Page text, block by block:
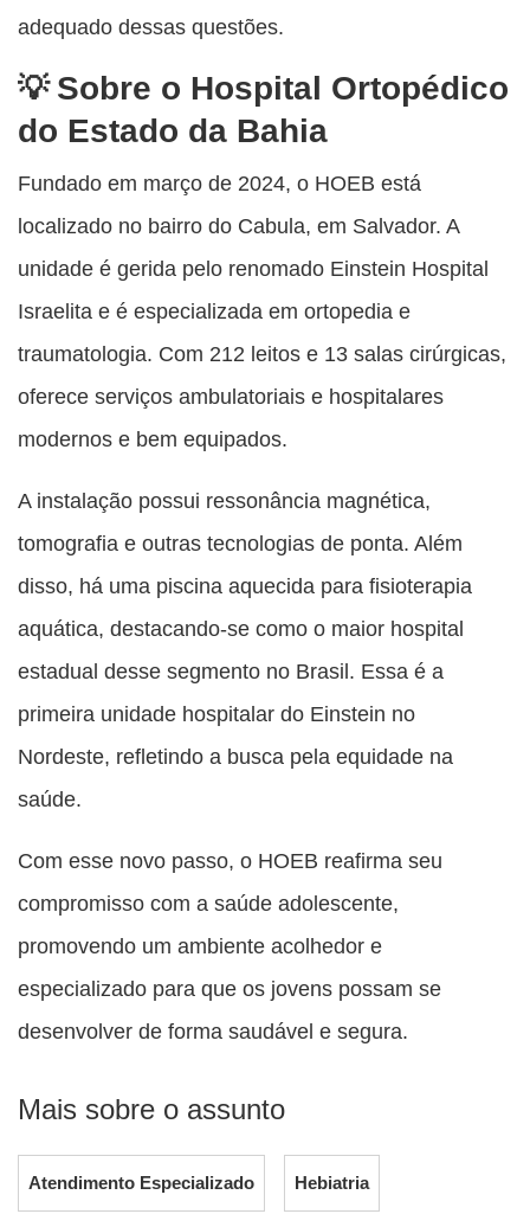
adequado dessas questões.
Sobre o Hospital Ortopédico
do Estado da Bahia
Fundado em março de 2024, o HOEB está
localizado no bairro do Cabula, em Salvador. A
unidade é gerida pelo renomado Einstein Hospital
Israelita e é especializada em ortopedia e
traumatologia. Com 212 leitos e 13 salas cirúrgicas,
oferece serviços ambulatoriais e hospitalares
modernos e bem equipados.
A instalação possui ressonância magnética,
tomografia e outras tecnologias de ponta. Além
disso, há uma piscina aquecida para fisioterapia
aquática, destacando-se como o maior hospital
estadual desse segmento no Brasil. Essa é a
primeira unidade hospitalar do Einstein no
Nordeste, refletindo a busca pela equidade na
saúde.
Com esse novo passo, o HOEB reafirma seu
compromisso com a saúde adolescente,
promovendo um ambiente acolhedor e
especializado para que os jovens possam se
desenvolver de forma saudável e segura.
Mais sobre o assunto
Atendimento Especializado Hebiatria